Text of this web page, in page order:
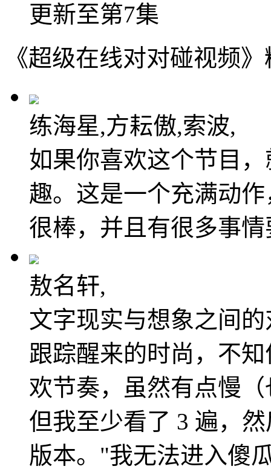
更新至第7集
《超级在线对对碰视频
练海星,方耘傲,索波,
如果你喜欢这个节目
趣。这是一个充满动
很棒，并且有很多事
敖名轩,
文字现实与想象之间
跟踪醒来的时尚，不
欢节奏，虽然有点慢
但我至少看了 3 遍，
版本。"我无法进入傻